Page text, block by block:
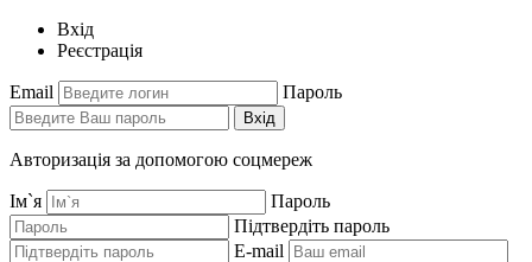
Вхід
Реєстрація
Email Пароль
Вхід
Авторизація за допомогою соцмереж
Ім`я
Пароль
Підтвердіть пароль
E-mail